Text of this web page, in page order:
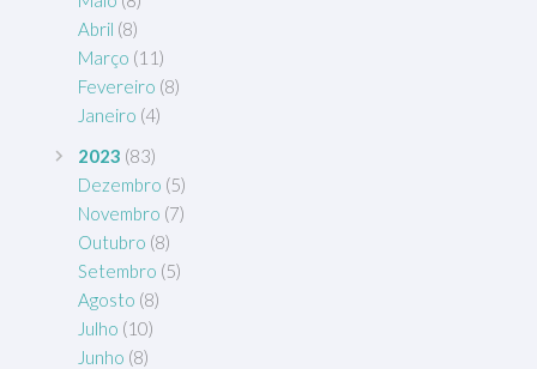
Abril (8)
Março (11)
Fevereiro (8)
Janeiro (4)
2023 (83)
Dezembro (5)
Novembro (7)
Outubro (8)
Setembro (5)
Agosto (8)
Julho (10)
Junho (8)